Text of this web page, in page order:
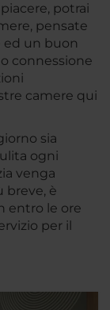
potrai
pensate
ed un buon
connessione
camere qui
sia
ogni
venga
breve, è
entro le ore
per il